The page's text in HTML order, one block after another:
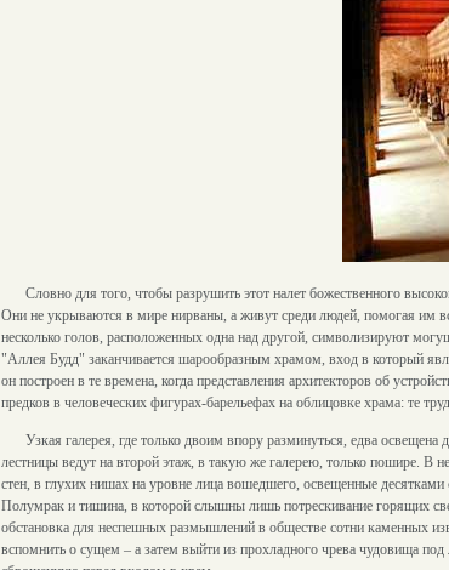
Словно для того, чтобы разрушить этот налет божественного
Они не укрываются в мире нирваны, а живут среди людей, помогая им
несколько голов, расположенных одна над другой, символизируют
"Аллея Будд" заканчивается шарообразным храмом, вход в который
он построен в те времена, когда представления архитекторов об
предков в человеческих фигурах-барельефах на облицовке храма: те
Узкая галерея, где только двоим впору разминуться, едва
лестницы ведут на второй этаж, в такую же галерею, только пошире. В
стен, в глухих нишах на уровне лица вошедшего, освещенные десятками
Полумрак и тишина, в которой слышны лишь потрескивание горящих
обстановка для неспешных размышлений в обществе сотни каменных
вспомнить о сущем – а затем выйти из прохладного чрева чудовища